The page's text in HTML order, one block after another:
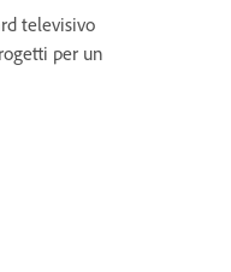
televisivo
per un